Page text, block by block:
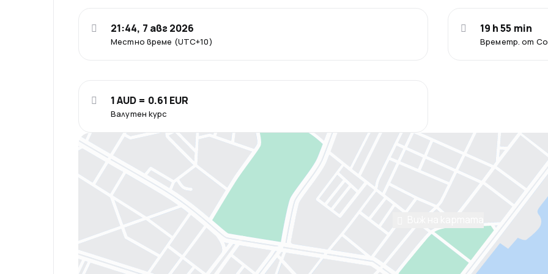
Местно време (UTC+10)
21:44, 7 авг 2026
Времетр. от
19 h 55 min
Валутен курс
1 AUD = 0.61 EUR